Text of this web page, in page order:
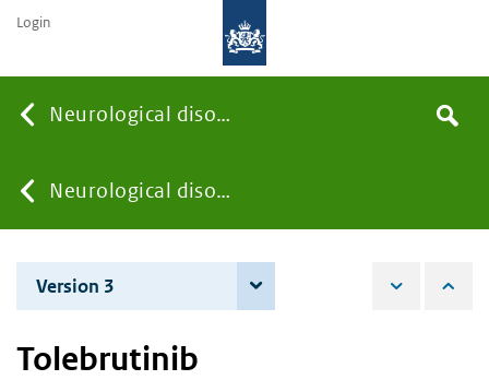
Neurological disorders
You
are
here:
Neurological disorders
the
Search
Login
Version 3
Tolebrutinib